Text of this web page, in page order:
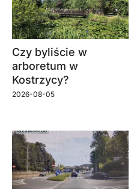
Czy byliście w
arboretum w
Kostrzycy?
2026-08-05